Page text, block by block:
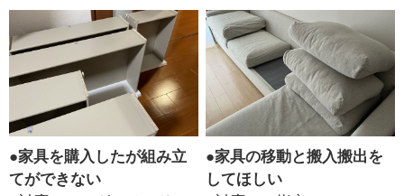
●家具を購入したが組み立
てができない
●家具の移動と搬入搬出を
してほしい